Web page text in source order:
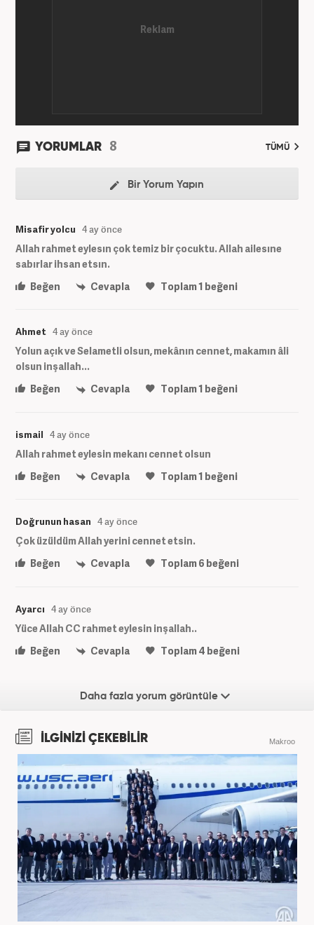
YORUMLAR 8 TÜMÜ
Bir Yorum Yapın
Misafir yolcu 4 ay önce
Allah rahmet eylesın çok temiz bir çocuktu. Allah ailesıne
sabırlar ihsan etsın.
Beğen
Cevapla Toplam1 beğeni
Ahmet 4 ay önce
Yolun açık ve Selametli olsun, mekânın cennet, makamın âli
olsun inşallah...
Beğen
Cevapla Toplam1 beğeni
ismail 4 ay önce
Allah rahmet eylesin mekanı cennet olsun
Beğen
Cevapla Toplam1 beğeni
Doğrunun hasan 4 ay önce
Çok üzüldüm Allah yerini cennet etsin.
Beğen
Cevapla Toplam6 beğeni
Ayarcı 4 ay önce
Yüce Allah CC rahmet eylesin inşallah..
Beğen
Cevapla Toplam4 beğeni
Daha fazla yorum görüntüle
İLGİNİZİ ÇEKEBİLİR Makroo